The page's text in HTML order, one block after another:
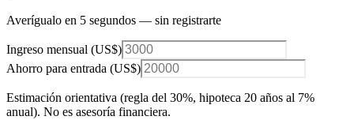
Averígualo en 5 segundos — sin registrarte
Ingreso mensual (US$)
Ahorro para entrada (US$)
Estimación orientativa (regla del 30%, hipoteca 20 años al 7%
anual). No es asesoría financiera.